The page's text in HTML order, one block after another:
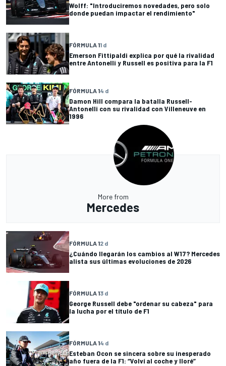
Wolff: "Introduciremos novedades, pero solo
donde puedan impactar el rendimiento"
FÓRMULA 11 d
Emerson Fittipaldi explica por qué la rivalidad
entre Antonelli y Russell es positiva para la F1
FÓRMULA 14 d
Damon Hill compara la batalla Russell-
Antonelli con su rivalidad con Villeneuve en
1996
More from
Mercedes
FÓRMULA 12 d
¿Cuándo llegarán los cambios al W17? Mercedes
alista sus últimas evoluciones de 2026
FÓRMULA 13 d
George Russell debe "ordenar su cabeza" para
la lucha por el título de F1
FÓRMULA 14 d
Esteban Ocon se sincera sobre su inesperado
año fuera de la F1: “Volví al coche y lloré”